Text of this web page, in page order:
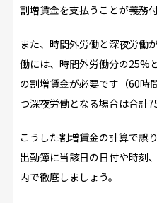
割増賃金を支払うことが義務
また、時間外労働と深夜労働
働には、時間外労働分の25%
の割増賃金が必要です（60時
つ深夜労働となる場合は合計
こうした割増賃金の計算で誤
出勤簿に当該日の日付や時刻
内で徹底しましょう。